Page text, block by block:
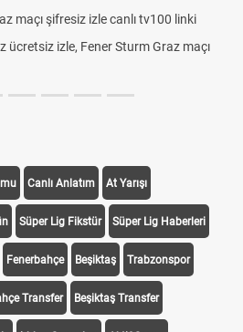
maçı şifresiz izle canlı tv100 linki
ücretsiz izle, Fener Sturm Graz maçı
Canlı Anlatım At Yarışı
Süper Lig Fikstür Süper Lig Haberleri
Fenerbahçe Beşiktaş Trabzonspor
Transfer Beşiktaş Transfer